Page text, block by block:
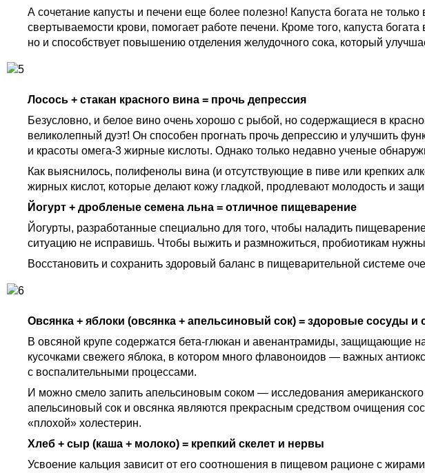
А сочетание капусты и печени еще более полезно! Капуста богата не
свертываемости крови, помогает работе печени. Кроме того, капуста
но и способствует повышению отделения желудочного сока, который
Лосось + стакан красного вина = прочь депрессия
Безусловно, и белое вино очень хорошо с рыбой, но содержащиеся в
великолепный дуэт! Он способен прогнать прочь депрессию и улучшить
и красоты омега-3 жирные кислоты. Однако только не­давно ученые
Как выяснилось, полифенолы вина (и отсутствующие в пиве или крепких
жирных кислот, которые делают ко­жу гладкой, продлевают молодость и
Йогурт + дробленые семена льна = отличное пищеварение
Йогурты, разработанные специально для того, чтобы наладить
ситуацию не исправишь. Чтобы выжить и размножиться, пробиотикам
Восстановить и сохранить здоровый баланс в пищеварительной системе
Овсянка + яблоки (овсянка + апельсиновый сок) = здоровые сосуды и
В овсяной крупе содержатся бета-глюкан и авенантрамиды, защищающие
кусочками свежего яблока, в котором много флавоноидов — важных
с воспалительными процессами.
И можно смело запить апельсиновым соком — исследования
апельсиновый сок и овсянка являются прекрасным средством очищения
«плохой» холестерин.
Хлеб + сыр (каша + молоко) = крепкий скелет и нервы
Усвоение кальция зависит от его соотношения в пищевом рационе с